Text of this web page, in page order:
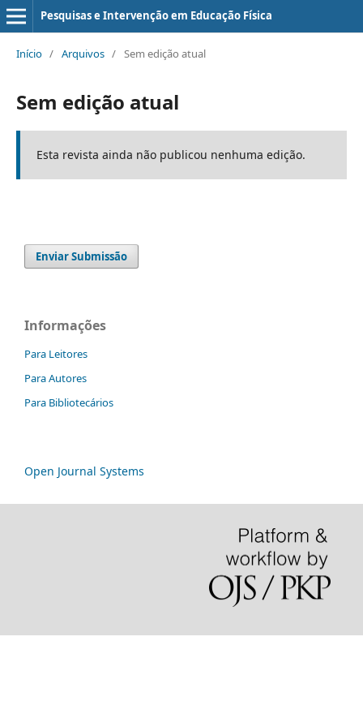
Pesquisas e Intervenção em Educação Física
Início / Arquivos / Sem edição atual
Sem edição atual
Esta revista ainda não publicou nenhuma edição.
Enviar Submissão
Informações
Para Leitores
Para Autores
Para Bibliotecários
Open Journal Systems